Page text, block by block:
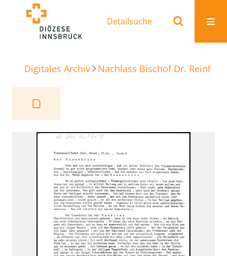
Detailsuche
Digitales Archiv Nachlass Bischof Dr.